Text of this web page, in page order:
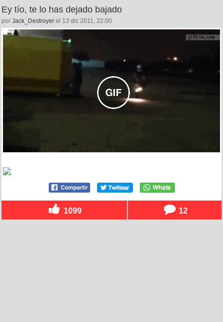
Ey tío, te lo has dejado bajado
por Jack_Destroyer el 13 dic 2011, 22:00
1099 12